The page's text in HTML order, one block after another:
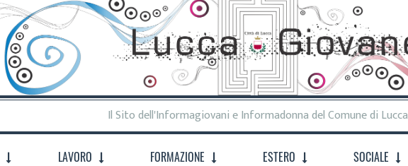
Il Sito dell'Informagiovani e Informadonna del Comune di Lucca
LAVORO FORMAZIONE ESTERO SOCIALE